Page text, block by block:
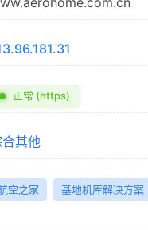
正常 (https)
其他
空之家 基地机库解决方案